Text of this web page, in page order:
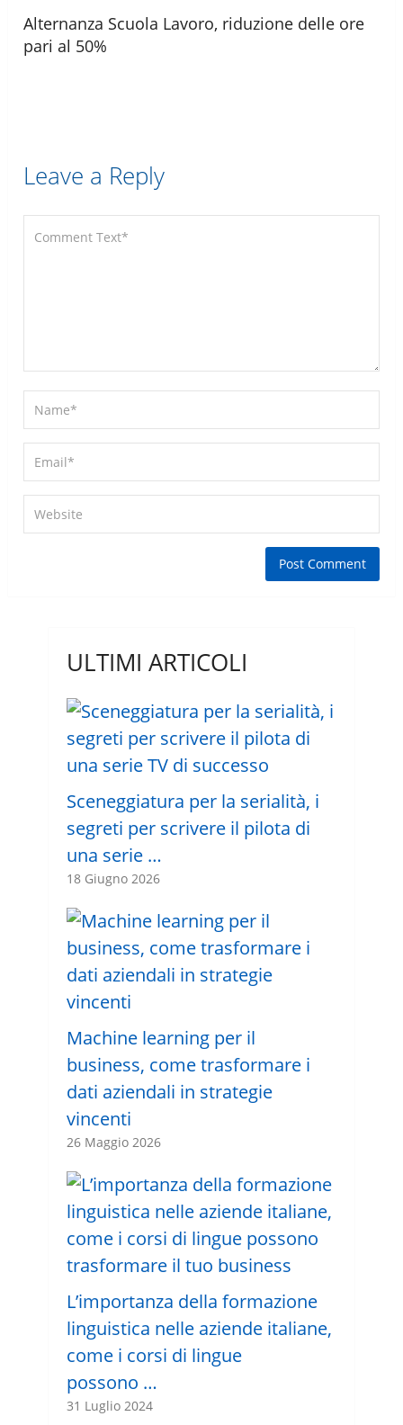
Alternanza Scuola Lavoro, riduzione delle ore
pari al 50%
Leave a Reply
ULTIMI ARTICOLI
Sceneggiatura per la serialità, i
segreti per scrivere il pilota di
una serie …
18 Giugno 2026
Machine learning per il
business, come trasformare i
dati aziendali in strategie
vincenti
26 Maggio 2026
L’importanza della formazione
linguistica nelle aziende italiane,
come i corsi di lingue
possono …
31 Luglio 2024